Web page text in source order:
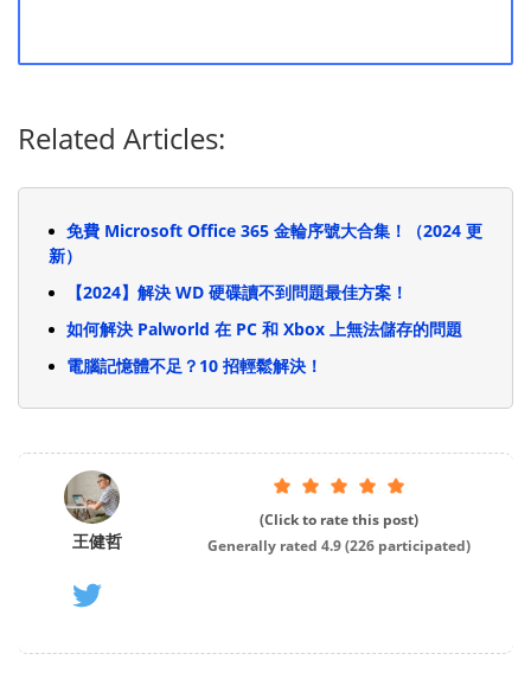
Related Articles:
免費 Microsoft Office 365 金輪序號大合集！（2024 更
新）
【2024】解決 WD 硬碟讀不到問題最佳方案！
如何解決 Palworld 在 PC 和 Xbox 上無法儲存的問題
電腦記憶體不足？10 招輕鬆解決！
王健哲
(Click to rate this post)
Generally rated 4.9(226 participated)